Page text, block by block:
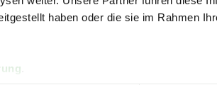
haben oder die sie im Rahmen